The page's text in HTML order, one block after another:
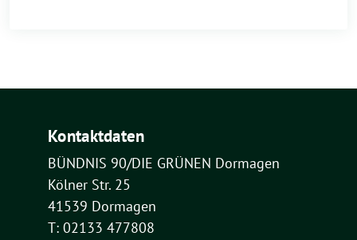
Kontaktdaten
BÜNDNIS 90/DIE GRÜNEN Dormagen
Kölner Str. 25
41539 Dormagen
T: 02133 477808